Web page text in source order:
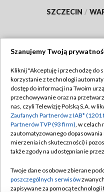
SZCZECIN /
Abonament TVP
Emisja w TVP
Centrum informacji TVP
Naziemna Telewizja
Rada Programowa
Szanujemy Twoją
Kliknij "Akceptuję i przechodzę do
korzystanie z technologii
dostęp do informacji na Twoim
przechowywanie oraz na
nas, czyli Telewizję Polską S.A. w
Zaufanych Partnerów z IAB* (1201
Partnerów TVP (93 firm), w celach
zautomatyzowanego
mierzenia ich skuteczności) i
także zgody na udostępnianie
Twoje dane osobowe zbierane
poszczególnych serwisów
zapisywane za pomocą